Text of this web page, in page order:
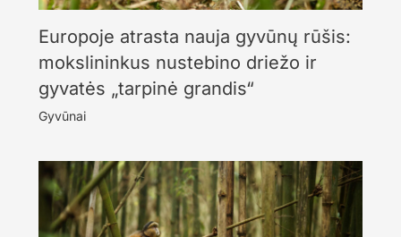
Europoje atrasta nauja gyvūnų rūšis:
mokslininkus nustebino driežo ir
gyvatės „tarpinė grandis“
Gyvūnai